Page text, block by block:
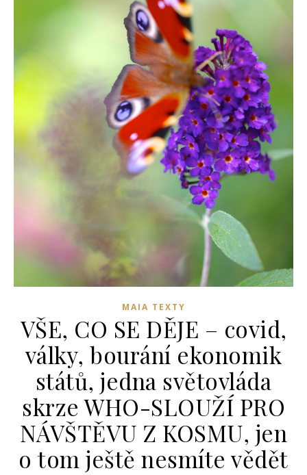
MAIA TEXTY
VŠE, CO SE DĚJE – covid,
války, bourání ekonomik
států, jedna světovláda
skrze WHO-SLOUŽÍ PRO
NÁVŠTĚVU Z KOSMU, jen
o tom ještě nesmíte vědět